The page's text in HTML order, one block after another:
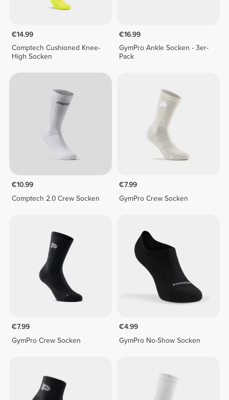
€14.99
Comptech Cushioned Knee-
High Socken
€16.99
GymPro Ankle Socken - 3er-
Pack
€10.99
Comptech 2.0 Crew Socken
€7.99
GymPro Crew Socken
€7.99
GymPro Crew Socken
€4.99
GymPro No-Show Socken